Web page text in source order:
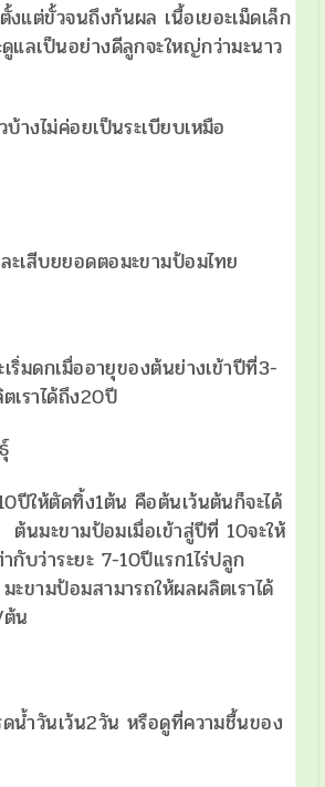
แต่ขั้วจนถึงก้นผล เนื้อเยอะเม็ดเล็ก
แลเป็นอย่างดีลูกจะใหญ่กว่ามะนาว
างไม่ค่อยเป็นระเบียบเหมือ
ะเสีบยยอดตอมะขามป้อมไทย
ริ่มดกเมื่ออายุของต้นย่างเข้าปีที่3-
เราได้ถึง20ปี
ปีให้ตัดทิ้ง1ต้น คือต้นเว้นต้นก็จะได้
ต้นมะขามป้อมเมื่อเข้าสู่ปีที่ 10จะให้
บว่าระยะ 7-10ปีแรก1ไร่ปลูก
ขามป้อมสามารถให้ผลผลิตเราได้
น
ดน้ำวันเว้น2วัน หรือดูที่ความชื้นของ